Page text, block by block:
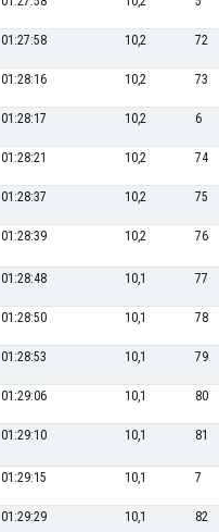
01:27:58 10,2 72
01:28:16 10,2 73
01:28:17 10,2 6
01:28:21 10,2 74
01:28:37 10,2 75
01:28:39 10,2 76
01:28:48 10,1 77
01:28:50 10,1 78
01:28:53 10,1 79
01:29:06 10,1 80
01:29:10 10,1 81
01:29:15 10,1 7
01:29:29 10,1 82